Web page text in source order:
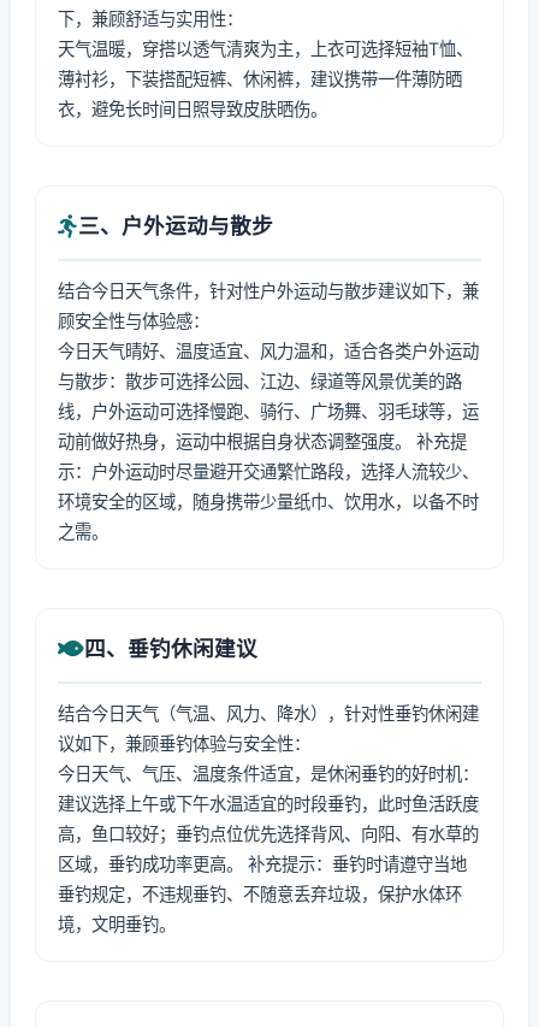
下，兼顾舒适与实用性：
天气温暖，穿搭以透气清爽为主，上衣可选择短袖T恤、
薄衬衫，下装搭配短裤、休闲裤，建议携带一件薄防晒
衣，避免长时间日照导致皮肤晒伤。
三、户外运动与散步
结合今日天气条件，针对性户外运动与散步建议如下，兼
顾安全性与体验感：
今日天气晴好、温度适宜、风力温和，适合各类户外运动
与散步：散步可选择公园、江边、绿道等风景优美的路
线，户外运动可选择慢跑、骑行、广场舞、羽毛球等，运
动前做好热身，运动中根据自身状态调整强度。 补充提
示：户外运动时尽量避开交通繁忙路段，选择人流较少、
环境安全的区域，随身携带少量纸巾、饮用水，以备不时
之需。
四、垂钓休闲建议
结合今日天气（气温、风力、降水），针对性垂钓休闲建
议如下，兼顾垂钓体验与安全性：
今日天气、气压、温度条件适宜，是休闲垂钓的好时机：
建议选择上午或下午水温适宜的时段垂钓，此时鱼活跃度
高，鱼口较好；垂钓点位优先选择背风、向阳、有水草的
区域，垂钓成功率更高。 补充提示：垂钓时请遵守当地
垂钓规定，不违规垂钓、不随意丢弃垃圾，保护水体环
境，文明垂钓。